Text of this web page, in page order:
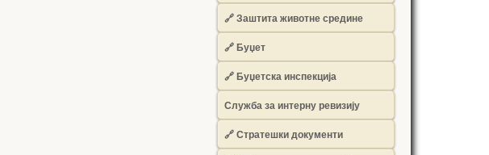
🔗Заштита животне средине
🔗Буџет
🔗Буџетска инспекција
Служба за интерну ревизију
🔗Стратешки документи